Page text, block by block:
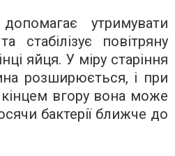
утримувати
стабілізує повітряну
яйця. У міру старіння
розширюється, і при
кінцем вгору вона може
бактерії ближче до